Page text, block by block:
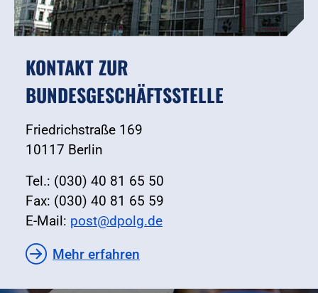
KONTAKT ZUR
BUNDESGESCHÄFTSSTELLE
Friedrichstraße 169
10117 Berlin
Tel.: (030) 40 81 65 50
Fax: (030) 40 81 65 59
E-Mail: post@dpolg.de
Mehr erfahren